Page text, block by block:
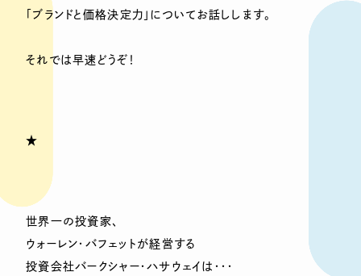
「ブランドと価格決定力」についてお話しします。
それでは早速どうぞ！
★
世界一の投資家、
ウォーレン・バフェットが経営する
投資会社バークシャー・ハサウェイは・・・